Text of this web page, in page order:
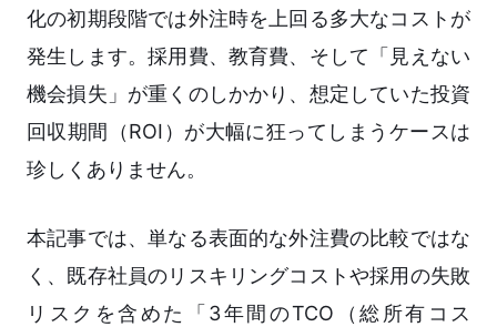
化の初期段階では外注時を上回る多大なコストが
発生します。採用費、教育費、そして「見えない
機会損失」が重くのしかかり、想定していた投資
回収期間（ROI）が大幅に狂ってしまうケースは
珍しくありません。
本記事では、単なる表面的な外注費の比較ではな
く、既存社員のリスキリングコストや採用の失敗
リスクを含めた「3年間のTCO（総所有コス